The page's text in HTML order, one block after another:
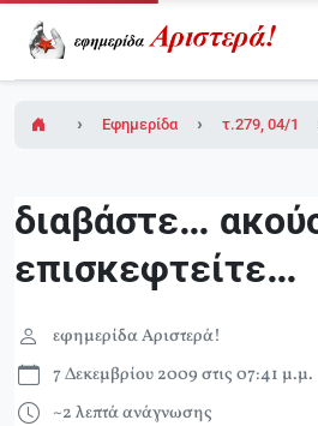
Εφημερίδα Αριστερά!τ.279, 04/12/
διαβάστε…
επισκεφτείτε…
εφημερίδα Αριστερά!
7 Δεκεμβρίου 2009 στις 07:41 μ.μ.
~2 λεπτά ανάγνωσης